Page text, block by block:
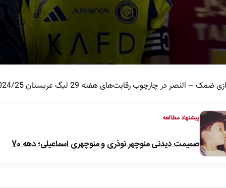
– النصر در چارچوب رقابت‌های هفته 29 لیگ عربستان 2024/25
پیشنهاد مطالعه
صمیمت دیدنی منوچهر نوذری و منوچهری اسماعیلی؛ دهه 70